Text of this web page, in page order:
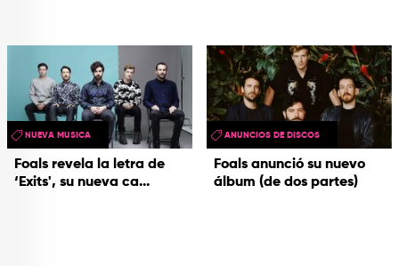
Foals revela la letra de
‘Exits', su nueva ca...
NUEVA MUSICA
Foals anunció su nuevo
álbum (de dos partes)
ANUNCIOS DE DISCOS